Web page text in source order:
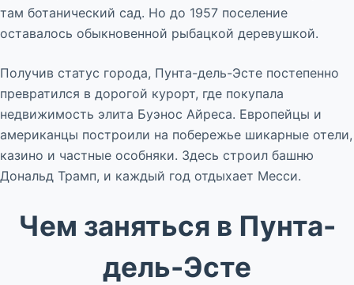
там ботанический сад. Но до 1957 поселение
оставалось обыкновенной рыбацкой деревушкой.
Получив статус города, Пунта-дель-Эсте постепенно
превратился в дорогой курорт, где покупала
недвижимость элита Буэнос Айреса. Европейцы и
американцы построили на побережье шикарные отели,
казино и частные особняки. Здесь строил башню
Дональд Трамп, и каждый год отдыхает Месси.
Чем заняться в Пунта-
дель-Эсте